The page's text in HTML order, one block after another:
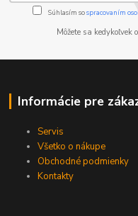
Súhlasím sospracovaním
Môžete sa
Informácie pre
Servis
Všetko o nákupe
Obchodné podmienky
Kontakty